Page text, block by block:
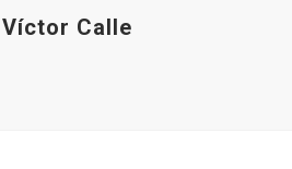
Calle